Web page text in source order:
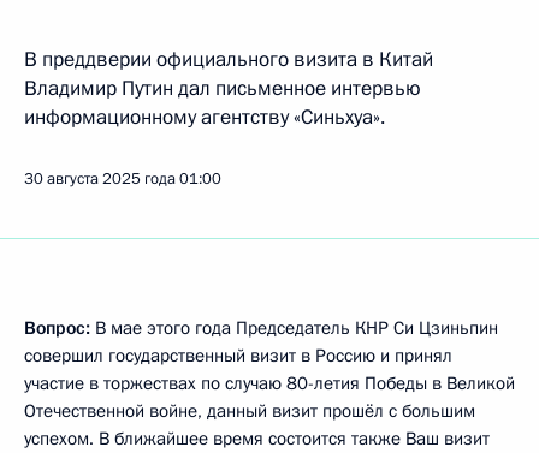
В преддверии официального визита в Китай
Владимир Путин дал письменное интервью
информационному агентству «Cиньхуа».
30 августа 2025 года01:00
Вопрос: В мае этого года Председатель КНР Си Цзиньпин
совершил государственный визит в Россию и принял
участие в торжествах по случаю 80-летия Победы в Великой
Отечественной войне, данный визит прошёл с большим
успехом. В ближайшее время состоится также Ваш визит